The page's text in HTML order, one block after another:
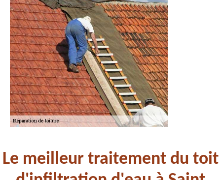
Le meilleur traitement du toit